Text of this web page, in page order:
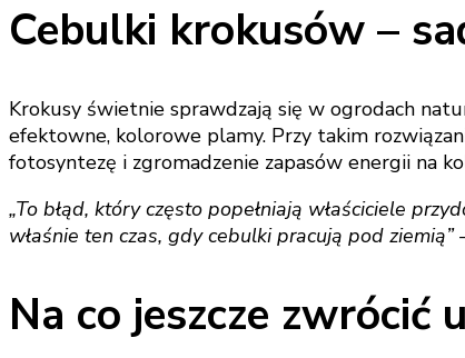
Cebulki krokusów –
Krokusy świetnie sprawdzają się w ogrodach
efektowne, kolorowe plamy. Przy takim
fotosyntezę i zgromadzenie zapasów energii na
„To błąd, który często popełniają właściciele
właśnie ten czas, gdy cebulki pracują pod ziemią”
Na co jeszcze zwrócić